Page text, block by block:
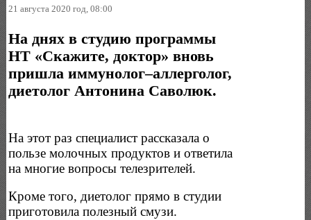
21 августа 2020 год, 08:00
На днях в студию программы
НТ «Скажите, доктор» вновь
пришла иммунолог–аллерголог,
диетолог Антонина Саволюк.
На этот раз специалист рассказала о
пользе молочных продуктов и ответила
на многие вопросы телезрителей.
Кроме того, диетолог прямо в студии
приготовила полезный смузи.